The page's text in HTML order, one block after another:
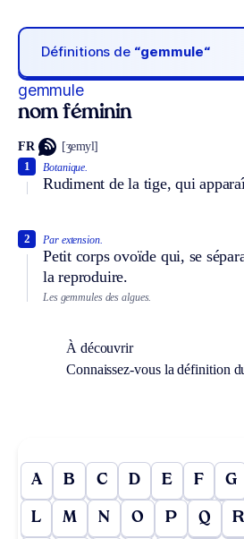
Définitions de “gemmule“
gemmule
nom féminin
FR [ʒemyl]
Botanique.
Rudiment de la tige, qui
1
Par extension.
Petit corps ovoïde qui, se
la reproduire.
2
Les gemmules des algues.
À découvrir
Connaissez-vous la définition
A B C D E F G
L M N O P Q R